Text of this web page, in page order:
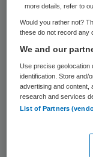
Besseling
Duitsland:
particuliere
600 euro per
aldus
stimuleren,
derde van
more details, refer to
Would you rather not?
these do not record any
We and our
Use precise
identification. Store and/
advertising and content,
research and services
List of Partners